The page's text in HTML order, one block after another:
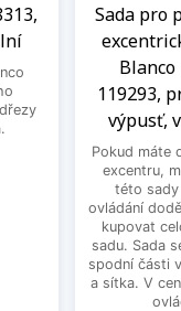
Sada pro
Blanco
119293,
výpusť,
Pokud máte
excentru,
této sady
ovládání
kupovat
sadu. Sada
spodní části
a sítka. V